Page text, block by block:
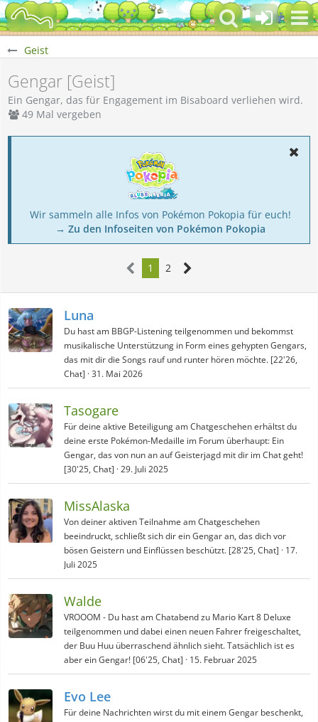
Geist
Gengar [Geist]
Ein Gengar, das für Engagement im Bisaboard verliehen wird.
49 Mal vergeben
Wir sammeln alle Infos von Pokémon Pokopia für euch!
→ Zu den Infoseiten von Pokémon Pokopia
1 2
Luna
Du hast am BBGP-Listening teilgenommen und bekommst
musikalische Unterstützung in Form eines gehypten Gengars,
das mit dir die Songs rauf und runter hören möchte. [22'26,
Chat] 31. Mai 2026
Tasogare
Für deine aktive Beteiligung am Chatgeschehen erhältst du
deine erste Pokémon-Medaille im Forum überhaupt: Ein
Gengar, das von nun an auf Geisterjagd mit dir im Chat geht!
[30'25, Chat] 29. Juli 2025
MissAlaska
Von deiner aktiven Teilnahme am Chatgeschehen
beeindruckt, schließt sich dir ein Gengar an, das dich vor
bösen Geistern und Einflüssen beschützt. [28'25, Chat]
17.
Juli 2025
Walde
VROOOM - Du hast am Chatabend zu Mario Kart 8 Deluxe
teilgenommen und dabei einen neuen Fahrer freigeschaltet,
der Buu Huu überraschend ähnlich sieht. Tatsächlich ist es
aber ein Gengar! [06'25, Chat]
15. Februar 2025
Evo Lee
Für deine Nachrichten wirst du mit einem Gengar beschenkt,